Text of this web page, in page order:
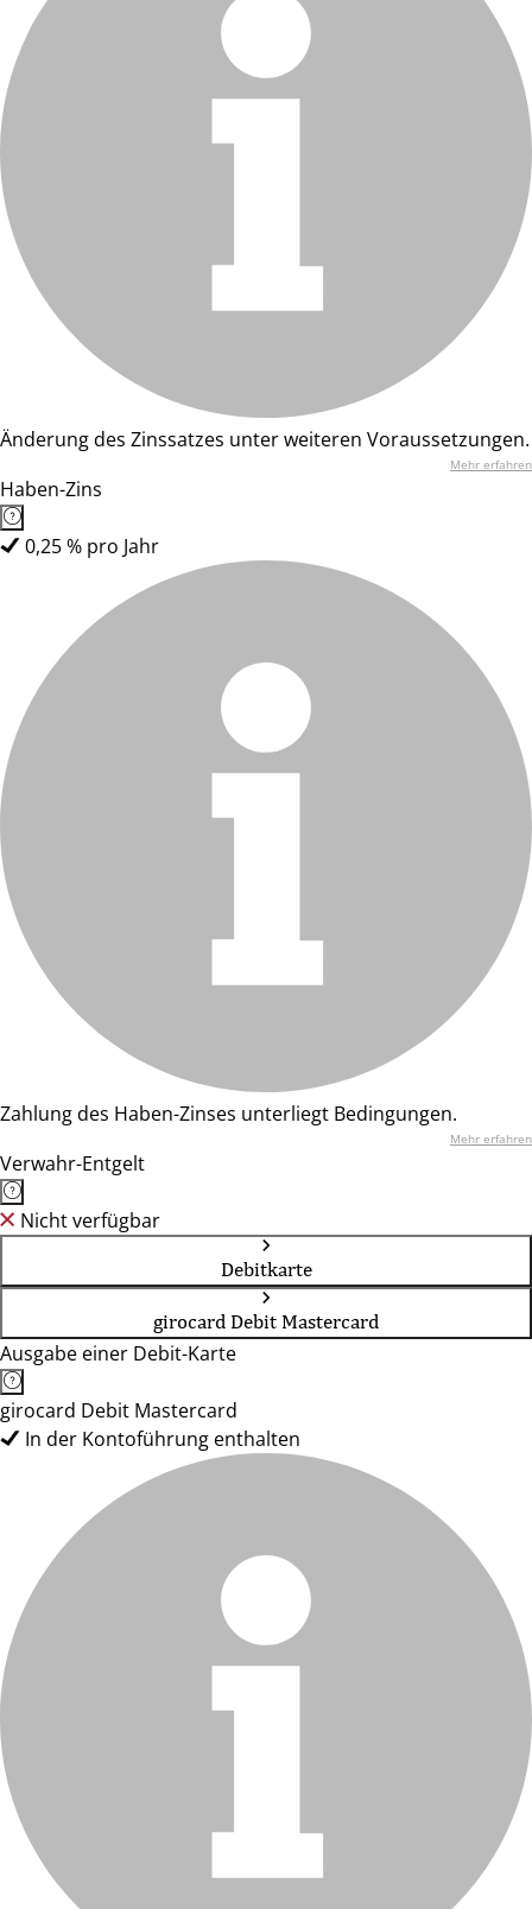
Änderung des Zinssatzes unter weiteren Voraussetzungen.
Mehr erfahren
Haben-Zins
0,25 % pro Jahr
Zahlung des Haben-Zinses unterliegt Bedingungen.
Mehr erfahren
Verwahr-Entgelt
Nicht verfügbar
Debitkarte
girocard Debit Mastercard
Ausgabe einer Debit-Karte
girocard Debit Mastercard
In der Kontoführung enthalten